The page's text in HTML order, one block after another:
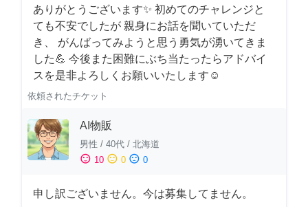
ありがとうございます✨ 初めてのチャレンジと
ても不安でしたが 親身にお話を聞いていただ
き、 がんばってみようと思う勇気が湧いてきま
した💪 今後また困難にぶち当たったらアドバイ
スを是非よろしくお願いいたします☺️
依頼されたチケット
AI物販
男性 / 40代 / 北海道
sentiment_satisfied 10 sentiment_neutral 0 sentiment_dissatisfied 0
申し訳ございません。今は募集してません。